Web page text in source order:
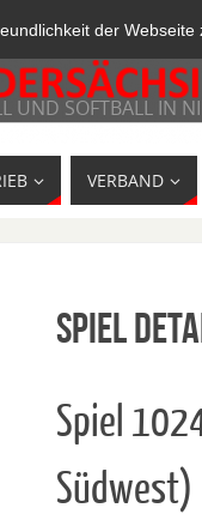
der
UND SOFTBALL IN
VERBAND
Spiel
Spiel
Südwest)